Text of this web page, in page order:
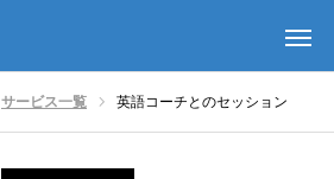
サービス一覧 英語コーチとのセッション